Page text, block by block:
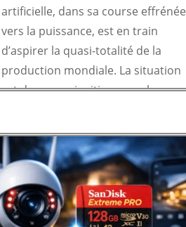
artificielle, dans sa course effrénée
vers la puissance, est en train
d’aspirer la quasi-totalité de la
production mondiale. La situation
est devenue si critique que le
à refuser d’approvisionner ses
propres filiales pour servir en
priorité les titans de l’IA. Les prix
ont déjà triplé en un an, et ce n’est
que le sommet de l’iceberg.